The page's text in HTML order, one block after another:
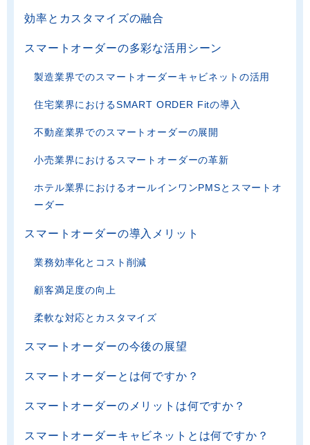
効率とカスタマイズの融合
スマートオーダーの多彩な活用シーン
製造業界でのスマートオーダーキャビネットの活用
住宅業界におけるSMART ORDER Fitの導入
不動産業界でのスマートオーダーの展開
小売業界におけるスマートオーダーの革新
ホテル業界におけるオールインワンPMSとスマートオ
ーダー
スマートオーダーの導入メリット
業務効率化とコスト削減
顧客満足度の向上
柔軟な対応とカスタマイズ
スマートオーダーの今後の展望
スマートオーダーとは何ですか？
スマートオーダーのメリットは何ですか？
スマートオーダーキャビネットとは何ですか？